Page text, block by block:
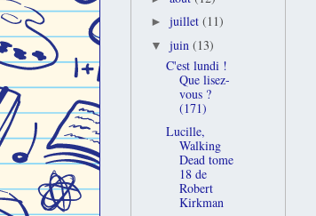
► juillet (11)
▼ juin (13)
C'est lundi !
Que lisez-
vous ?
(171)
Lucille,
Walking
Dead tome
18 de
Robert
Kirkman